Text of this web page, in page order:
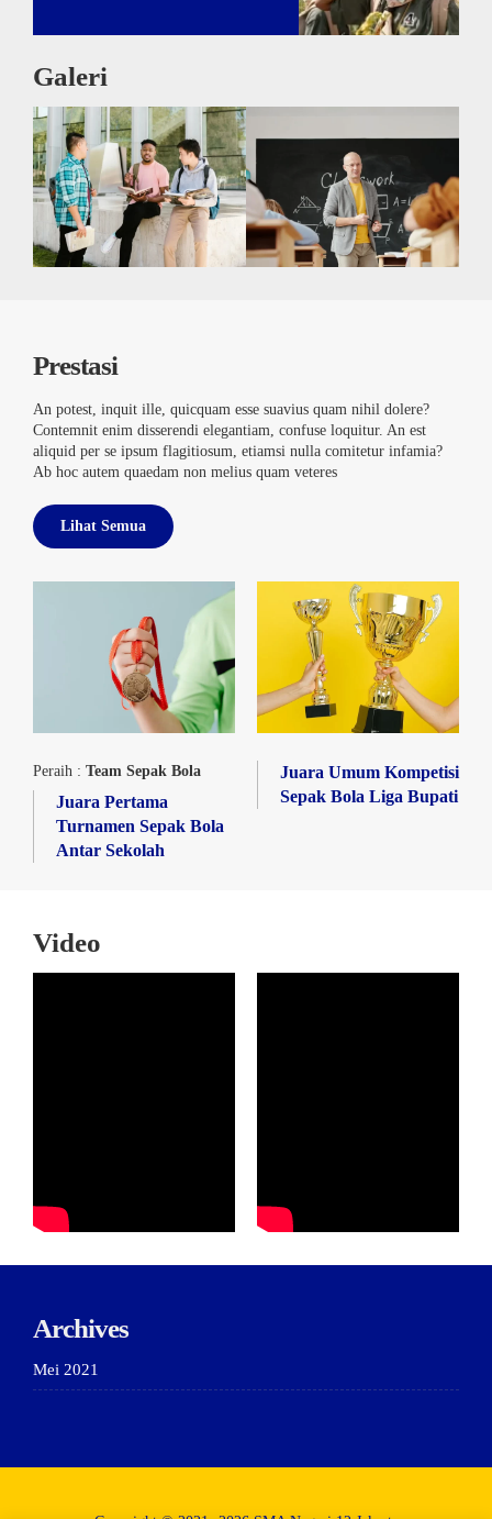
Galeri
Prestasi
An potest, inquit ille, quicquam esse suavius quam nihil dolere?
Contemnit enim disserendi elegantiam, confuse loquitur. An est
aliquid per se ipsum flagitiosum, etiamsi nulla comitetur infamia?
Ab hoc autem quaedam non melius quam veteres
Lihat Semua
Peraih : Team Sepak Bola
Juara Pertama
Turnamen Sepak Bola
Antar Sekolah
Juara Umum Kompetisi
Sepak Bola Liga Bupati
Video
Archives
Mei 2021